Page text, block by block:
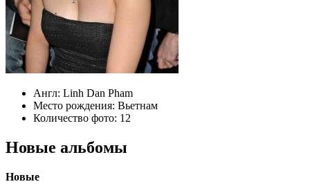
Англ: Linh Dan Pham
Место рождения: Вьетнам
Количество фото: 12
Новые альбомы
Новые